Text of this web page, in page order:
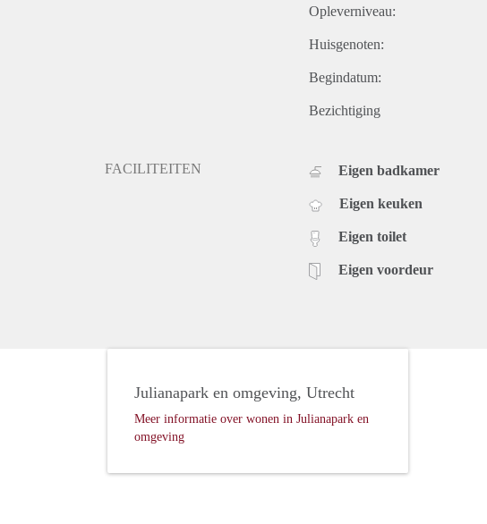
Opleverniveau:
Huisgenoten:
Begindatum:
Bezichtiging
FACILITEITEN Eigen badkamer
Eigen keuken
Eigen toilet
Eigen voordeur
Julianapark en omgeving, Utrecht
Meer informatie over wonen in Julianapark en
omgeving